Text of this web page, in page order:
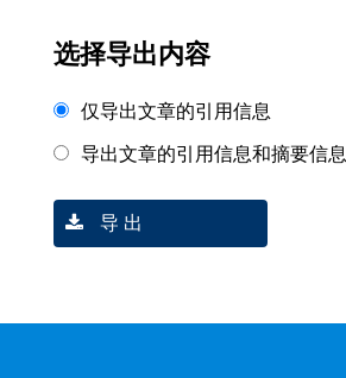
选择导出内容
仅导出文章的引用信息
导出文章的引用信息和摘要信息
导 出